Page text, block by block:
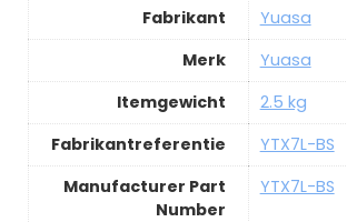
Fabrikant
Yuasa
Merk
Yuasa
Itemgewicht
2.5 kg
Fabrikantreferentie
YTX7L-BS
Manufacturer Part
Number
YTX7L-BS